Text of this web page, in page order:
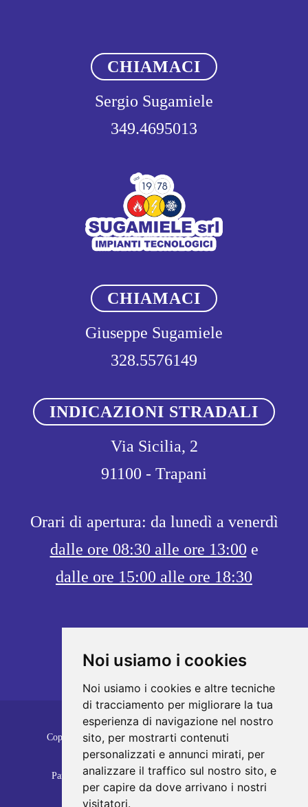
Noi usiamo i cookies
Noi usiamo i cookies e altre tecniche
di tracciamento per migliorare la tua
esperienza di navigazione nel nostro
sito, per mostrarti contenuti
personalizzati e annunci mirati, per
analizzare il traffico sul nostro sito, e
per capire da dove arrivano i nostri
visitatori.
CHIAMACI
Sergio Sugamiele
349.4695013
CHIAMACI
Giuseppe Sugamiele
328.5576149
INDICAZIONI STRADALI
Via Sicilia, 2
91100 - Trapani
Orari di apertura: da lunedì a venerdì
dalle ore 08:30 alle ore 13:00 e
dalle ore 15:00 alle ore 18:30
Copyrights © 2026 SUGAMIELE S.R.L. Tutti i diritti
riservati.
Partita Iva: 02690750811 /Privacy e Cookie Policy